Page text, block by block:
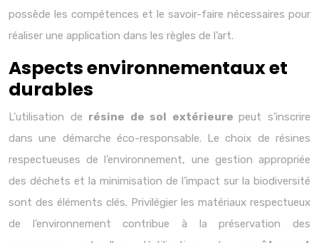
possède les compétences et le savoir-faire nécessaires pour
réaliser une application dans les règles de l’art.
Aspects environnementaux et
durables
L’utilisation de résine de sol extérieurepeut s’inscrire
dans une démarche éco-responsable. Le choix de résines
respectueuses de l’environnement, une gestion appropriée
des déchets et la minimisation de l’impact sur la biodiversité
sont des éléments clés. Privilégier les matériaux respectueux
de l’environnement contribue à la préservation des